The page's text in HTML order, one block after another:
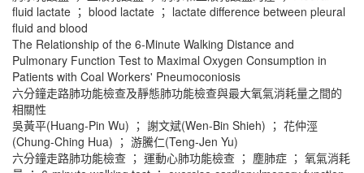
fluid lactate ； blood lactate ； lactate difference between pleural
fluid and blood
The Relationship of the 6-Minute Walking Distance and
Pulmonary Function Test to Maximal Oxygen Consumption in
Patients with Coal Workers' Pneumoconiosis
六分鐘走路肺功能檢查及靜態肺功能檢查與最大氧氣消耗量之間的
相關性
吳黃平(Huang-Pin Wu) ； 謝文斌(Wen-Bin Shieh) ； 花仲涇
(Chung-Ching Hua) ； 游騰仁(Teng-Jen Yu)
六分鐘走路肺功能檢查 ； 運動心肺功能檢查 ； 塵肺症 ； 氧氣消耗